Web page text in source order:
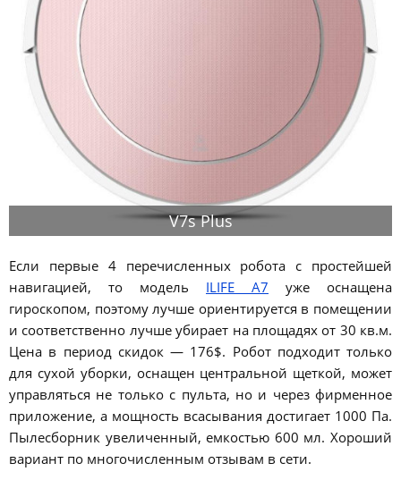
V7s Plus
Если первые 4 перечисленных робота с простейшей
навигацией, то модель ILIFE A7 уже оснащена
гироскопом, поэтому лучше ориентируется в помещении
и соответственно лучше убирает на площадях от 30 кв.м.
Цена в период скидок — 176$. Робот подходит только
для сухой уборки, оснащен центральной щеткой, может
управляться не только с пульта, но и через фирменное
приложение, а мощность всасывания достигает 1000 Па.
Пылесборник увеличенный, емкостью 600 мл. Хороший
вариант по многочисленным отзывам в сети.